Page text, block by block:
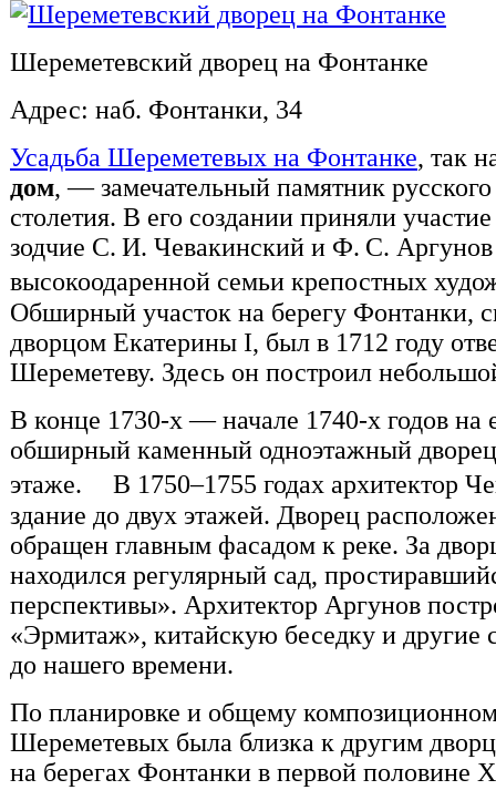
Шереметевский дворец на Фонтанке
Адрес: наб. Фонтанки, 34
Усадьба Шереметевых на Фонтанке, так
дом, — замечательный памятник
столетия. В его создании приняли
зодчие С. И. Чевакинский и Ф. С.
высокоодаренной семьи крепостных
Обширный участок на берегу Фонтанки,
дворцом Екатерины I, был в 1712 году
Шереметеву. Здесь он построил
В конце 1730-х — начале 1740-х годов на
обширный каменный одноэтажный
этаже. В 1750–1755 годах архитектор
здание до двух этажей. Дворец
обращен главным фасадом к реке. За
находился регулярный сад,
перспективы». Архитектор Аргунов
«Эрмитаж», китайскую беседку и
до нашего времени.
По планировке и общему
Шереметевых была близка к другим
на берегах Фонтанки в первой половине